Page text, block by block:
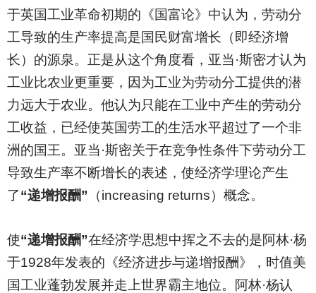
于英国工业革命初期的《国富论》中认为，劳动分
工导致的生产率提高是国民财富增长（即经济增
长）的源泉。正是从这个角度看，亚当·斯密才认为
工业比农业更重要，因为工业为劳动分工提供的潜
力远大于农业。他认为只能在工业中产生的劳动分
工收益，已经使英国劳工的生活水平超过了一个非
洲的国王。亚当·斯密关于在竞争性条件下劳动分工
导致生产率不断增长的表述，使经济学理论产生
了“递增报酬” （increasing returns）概念。
使“递增报酬”在经济学思想中挥之不去的是阿林·杨
于1928年发表的《经济进步与递增报酬》，时值美
国工业蓬勃发展并走上世界霸主地位。阿林·杨认